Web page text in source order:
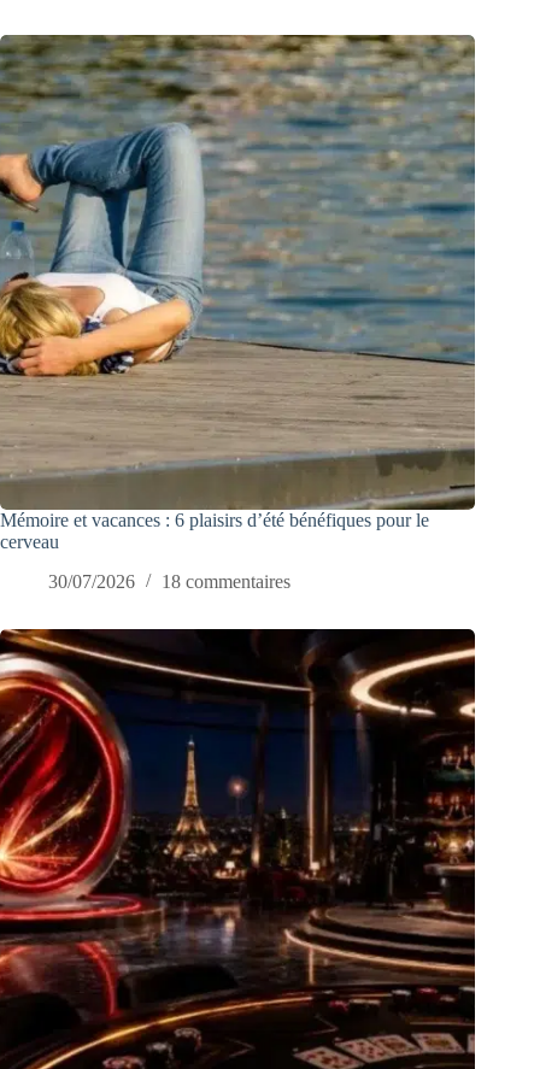
Mémoire et vacances : 6 plaisirs d’été bénéfiques pour le
cerveau
30/07/2026
18 commentaires